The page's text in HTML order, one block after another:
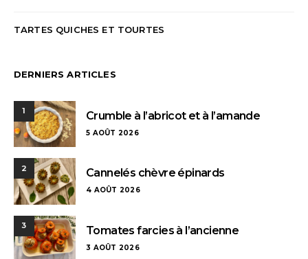
TARTES QUICHES ET TOURTES
DERNIERS ARTICLES
1 Crumble à l’abricot et à l’amande
5 AOÛT 2026
2 Cannelés chèvre épinards
4 AOÛT 2026
3 Tomates farcies à l’ancienne
3 AOÛT 2026